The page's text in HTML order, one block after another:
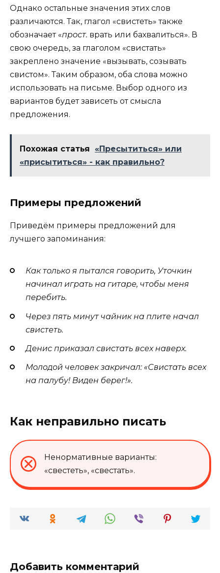
Однако остальные значения этих слов
различаются. Так, глагол «свистеть» также
обозначает «прост. врать или бахвалиться». В
свою очередь, за глаголом «свистать»
закреплено значение «вызывать, созывать
свистом». Таким образом, оба слова можно
использовать на письме. Выбор одного из
вариантов будет зависеть от смысла
предложения.
Похожая статья
«Пресытиться» или
«присытиться» - как правильно?
Примеры предложений
Приведём примеры предложений для
лучшего запоминания:
Как только я пытался говорить, Уточкин
начинал играть на гитаре, чтобы меня
перебить.
Через пять минут чайник на плите начал
свистеть.
Денис приказал свистать всех наверх.
Молодой человек закричал: «Свистать всех
на палубу! Виден берег!».
Как неправильно писать
Ненормативные варианты:
«свестеть», «свестать».
Добавить комментарий